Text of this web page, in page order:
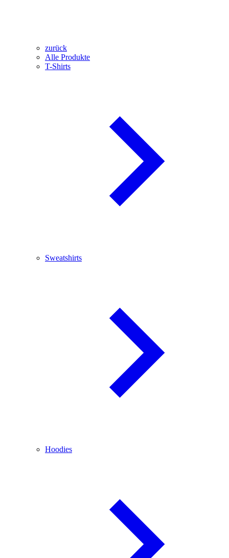
zurück
Alle Produkte
T-Shirts
Sweatshirts
Hoodies